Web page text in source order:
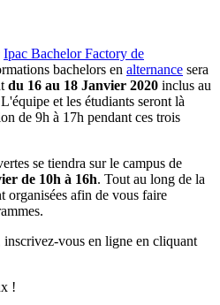
Ipac Bachelor Factory de
bachelors en alternance sera
du 16 au 18 Janvier 2020 inclus au
et les étudiants seront là
de 9h à 17h pendant ces trois
se tiendra sur le campus de
de 10h à 16h. Tout au long de la
organisées afin de vous faire
vous en ligne en cliquant
!